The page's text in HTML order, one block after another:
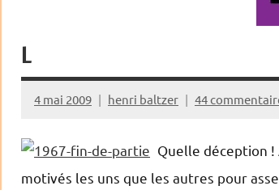
L
4 mai 2009 henri baltzer 44
Quelle déception !
motivés les uns que les autres pour